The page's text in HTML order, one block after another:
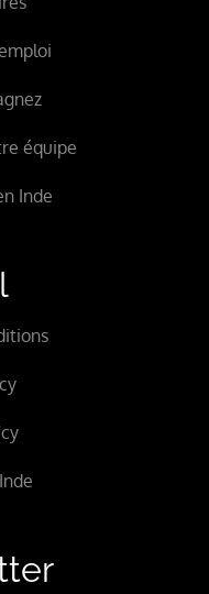
équipe
Inde